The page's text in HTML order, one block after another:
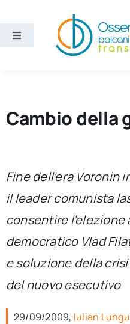
contenuto
Toggle
Sezioni
Chi siamo
Cerca
per:
Cambio della
Fine dell’era Voronin
il leader comunista
consentire
democratico Vlad
e soluzione della
del nuovo esecutivo
29/09/2009, Iulian Lungu